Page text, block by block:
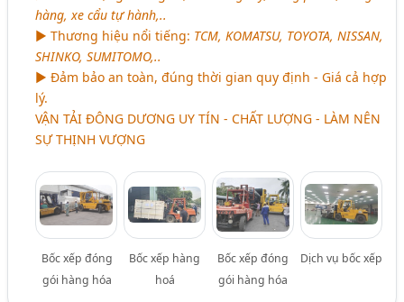
hàng, xe cẩu tự hành,..
► Thương hiệu nổi tiếng: TCM, KOMATSU, TOYOTA, NISSAN,
SHINKO, SUMITOMO,..
► Đảm bảo an toàn, đúng thời gian quy định - Giá cả hợp
lý.
VẬN TẢI ĐÔNG DƯƠNG UY TÍN - CHẤT LƯỢNG - LÀM NÊN
SỰ THỊNH VƯỢNG
Bốc xếp đóng
gói hàng hóa
Bốc xếp hàng
hoá
Bốc xếp đóng
gói hàng hóa
Dịch vụ bốc xếp